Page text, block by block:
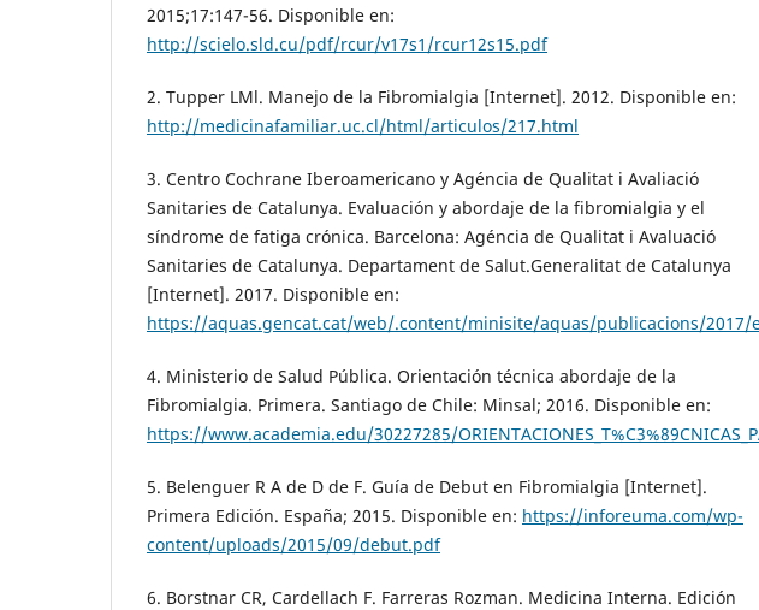
2015;17:147-56. Disponible en:
http://scielo.sld.cu/pdf/rcur/v17s1/rcur12s15.pdf
2. Tupper LMl. Manejo de la Fibromialgia [Internet]. 2012. Disponible en:
http://medicinafamiliar.uc.cl/html/articulos/217.html
3. Centro Cochrane Iberoamericano y Agéncia de Qualitat i Avaliació
Sanitaries de Catalunya. Evaluación y abordaje de la fibromialgia y el
síndrome de fatiga crónica. Barcelona: Agéncia de Qualitat i Avaluació
Sanitaries de Catalunya. Departament de Salut.Generalitat de Catalunya
[Internet]. 2017. Disponible en:
https://aquas.gencat.cat/web/.content/minisite/aquas/publicacions/2017/
4. Ministerio de Salud Pública. Orientación técnica abordaje de la
Fibromialgia. Primera. Santiago de Chile: Minsal; 2016. Disponible en:
https://www.academia.edu/30227285/
5. Belenguer R A de D de F. Guía de Debut en Fibromialgia [Internet].
Primera Edición. España; 2015. Disponible en: https://inforeuma.com/wp-
content/uploads/2015/09/debut.pdf
6. Borstnar CR, Cardellach F. Farreras Rozman. Medicina Interna. Edición